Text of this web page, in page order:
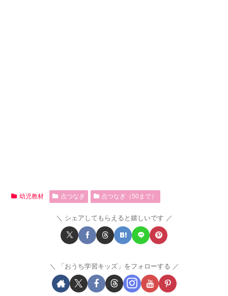
幼児教材 点つなぎ 点つなぎ（50まで）
シェアしてもらえると嬉しいです
「おうち学習キッズ」をフォローする